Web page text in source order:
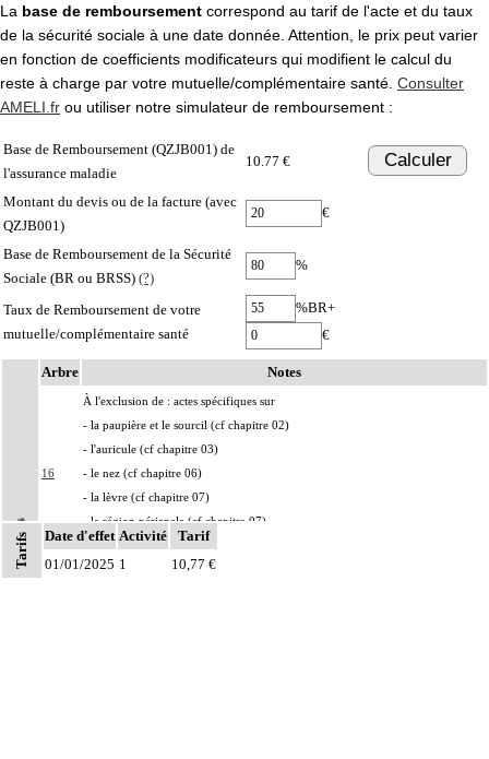
La base de remboursement correspond au tarif de l'acte et du taux
de la sécurité sociale à une date donnée. Attention, le prix peut varier
en fonction de coefficients modificateurs qui modifient le calcul du
reste à charge par votre mutuelle/complémentaire santé. Consulter
AMELI.fr ou utiliser notre simulateur de remboursement :
Base de Remboursement (QZJB001) de
l'assurance maladie
10.77 € Calculer
Montant du devis ou de la facture (avec
QZJB001)
€
Base de Remboursement de la Sécurité
Sociale (BR ou BRSS) (?)
%
Taux de Remboursement de votre
mutuelle/complémentaire santé
%BR+
€
Notes
Arbre Notes
16
À l'exclusion de : actes spécifiques sur
- la paupière et le sourcil (cf chapitre 02)
- l'auricule (cf chapitre 03)
- le nez (cf chapitre 06)
- la lèvre (cf chapitre 07)
- la région périanale (cf chapitre 07)
- les organes génitaux externes et le périnée (cf chapitre 08)
Par atteinte superficielle [susfasciale] de la peau, on entend : toute atteinte de
Tarifs Date d'effet Activité
Tarif
01/01/2025 1 10,77 €